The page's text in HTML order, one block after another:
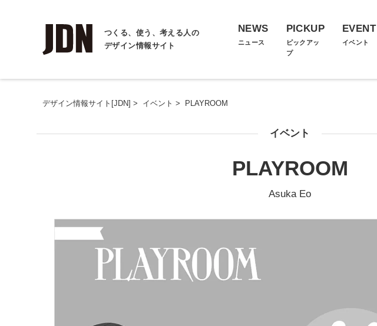
つくる、使う、考える人の
デザイン情報サイト
NEWS
ニュース
PICKUP
ピックアッ
プ
EVENT
イベント
デザイン情報サイト[JDN] > イベント > PLAYROOM
イベント
PLAYROOM
Asuka Eo